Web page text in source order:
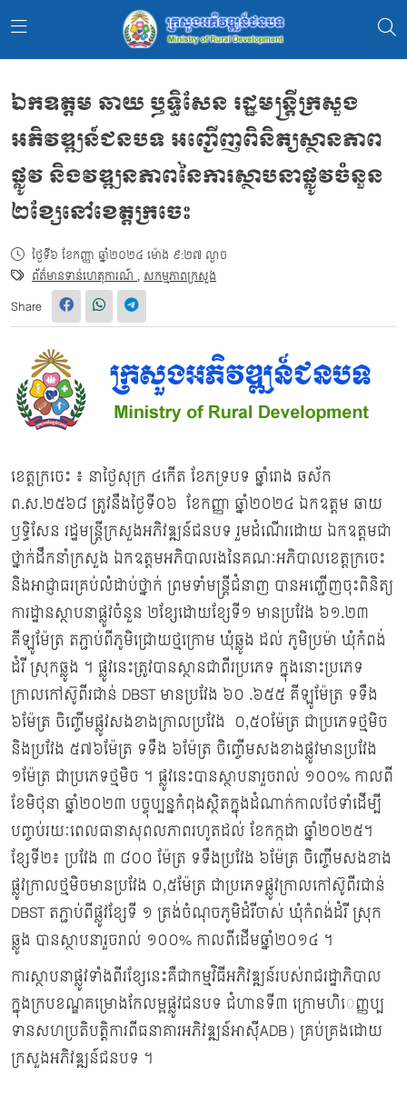
ឯកឧត្តម ឆាយ ឫទ្ធិសែន រដ្ឋមន្ត្រីក្រសួង
អភិវឌ្ឍន៍ជនបទ អញ្ជើញពិនិត្យស្ថានភាព
ផ្លូវ និងវឌ្ឍនភាពនៃការស្ថាបនាផ្លូវចំនួន
២ខ្សែនៅខេត្តក្រចេះ
ថ្ងៃទី៦ ខែកញ្ញា ឆ្នាំ២០២៤ ម៉ោង ៩:២៧ ល្ងាច
ព័ត៌មានទាន់ហេតុការណ៍,សកម្មភាពក្រសួង
Share
ខេត្តក្រចេះ ៖ នាថ្ងៃសុក្រ ៤កើត ខែភទ្របទ ឆ្នាំរោង ឆស័ក
ព.ស.២៥៦៨ ត្រូវនឹងថ្ងៃទី០៦ ខែកញ្ញា ឆ្នាំ២០២៤ ឯកឧត្តម ឆាយ
ឫទ្ធិសែន រដ្ឋមន្ត្រីក្រសួងអភិវឌ្ឍន៍ជនបទ រួមដំណើរដោយ ឯកឧត្ដមជា
ថ្នាក់ដឹកនាំក្រសួង ឯកឧត្តមអភិបាលរងនៃគណៈអភិបាលខេត្តក្រចេះ
និងអាជ្ញាធរគ្រប់លំដាប់ថ្នាក់ ព្រមទាំមន្រ្ដីជំនាញ បានអញ្ជើញចុះពិនិត្យ
ការដ្ឋានស្ថាបនាផ្លូវចំនួន ២ខ្សែដោយខ្សែទី១ មានប្រវែង ៦១.២៣
គីឡូម៉ែត្រ តភ្ជាប់ពីភូមិជ្រោយថ្មក្រោម ឃុំឆ្លូង ដល់ ភូមិប្រម៉ា ឃុំកំពង់
ដំរី ស្រុកឆ្លូង ។ ផ្លូវនេះត្រូវបានស្ថានជាពីរប្រភេទ ក្នុងនោះប្រភេទ
ក្រាលកៅស៊ូពីរជាន់ DBST មានប្រវែង ៦០ .៦៥៥ គីឡូម៉ែត្រ ទទឹង
៦ម៉ែត្រ ចិញ្ចើមផ្លូវសងខាងក្រាលប្រវែង ០,៥០ម៉ែត្រ ជាប្រភេទថ្មមិច
និងប្រវែង ៥៧៦ម៉ែត្រ ទទឹង ៦ម៉ែត្រ ចិញ្ចើមសងខាងផ្លូវមានប្រវែង
១ម៉ែត្រ ជាប្រភេទថ្មមិច ។ ផ្លូវនេះបានស្ថាបនារួចរាល់ ១០០% កាលពី
ខែមិថុនា ឆ្នាំ២០២៣ បច្ចុប្បន្នកំពុងស្ថិតក្នុងដំណាក់កាលថែទាំដើម្បី
បញ្ចប់រយៈពេលធានាសុពលភាពរហូតដល់ ខែកក្កដា ឆ្នាំ២០២៥។
ខ្សែទី២៖ ប្រវែង ៣ ៨០០ ម៉ែត្រ ទទឹងប្រវែង ៦ម៉ែត្រ ចិញ្ចើមសងខាង
ផ្លូវក្រាលថ្មមិចមានប្រវែង ០,៥ម៉ែត្រ ជាប្រភេទផ្លូវក្រាលកៅស៊ូពីរជាន់
DBST តភ្ជាប់ពីផ្លូវខ្សែទី ១ ត្រង់ចំណុចភូមិដំរីចាស់ ឃុំកំពង់ដំរី ស្រុក
ឆ្លូង បានស្ថាបនារួចរាល់ ១០០% កាលពីដើមឆ្នាំ២០១៤ ។
ការស្ថាបនាផ្លូវទាំងពីរខ្សែនេះគឺជាកម្មវិធីអភិវឌ្ឍន៍របស់រាជរដ្ឋាភិបាល
ក្នុងក្របខណ្ឌគម្រោងកែលម្អផ្លូវជនបទ ជំហានទី៣ ក្រោមហិេញ្ញប្ប
ទានសហប្រតិបត្តិការពីធនាគារអភិវឌ្ឍន៍អាស៊ីADB) គ្រប់គ្រងដោយ
ក្រសួងអភិវឌ្ឍន៍ជនបទ ។